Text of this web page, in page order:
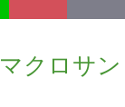
クロサン